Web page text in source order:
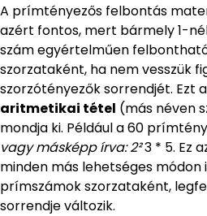
A prímtényezős felbontás
azért fontos, mert bármely 1-
szám egyértelműen
szorzataként, ha nem vesszük
szorzótényezők sorrendjét. Ezt
aritmetikai tétel (más néven
mondja ki. Például a 60
vagy másképp írva: 2²3 * 5. Ez
minden más lehetséges
prímszámok szorzataként,
sorrendje változik.